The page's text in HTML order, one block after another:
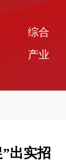
综合
产业
出实招